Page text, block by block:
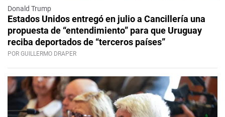
Donald Trump
Estados Unidos entregó en julio a Cancillería una
propuesta de “entendimiento” para que Uruguay
reciba deportados de “terceros países”
POR GUILLERMO DRAPER